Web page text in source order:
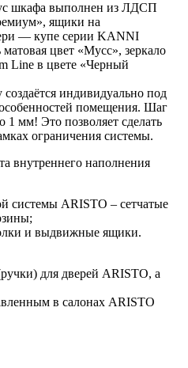
шкафа выполнен из ЛДСП
ящики на
— купе серии KANNI
цвет «Мусс», зеркало
Line в цвете «Черный
индивидуально под
помещения. Шаг
1 мм! Это позволяет сделать
ограничения системы.
внутреннего наполнения
системы ARISTO – сетчатые
и выдвижные ящики.
для дверей ARISTO, а
в салонах ARISTO